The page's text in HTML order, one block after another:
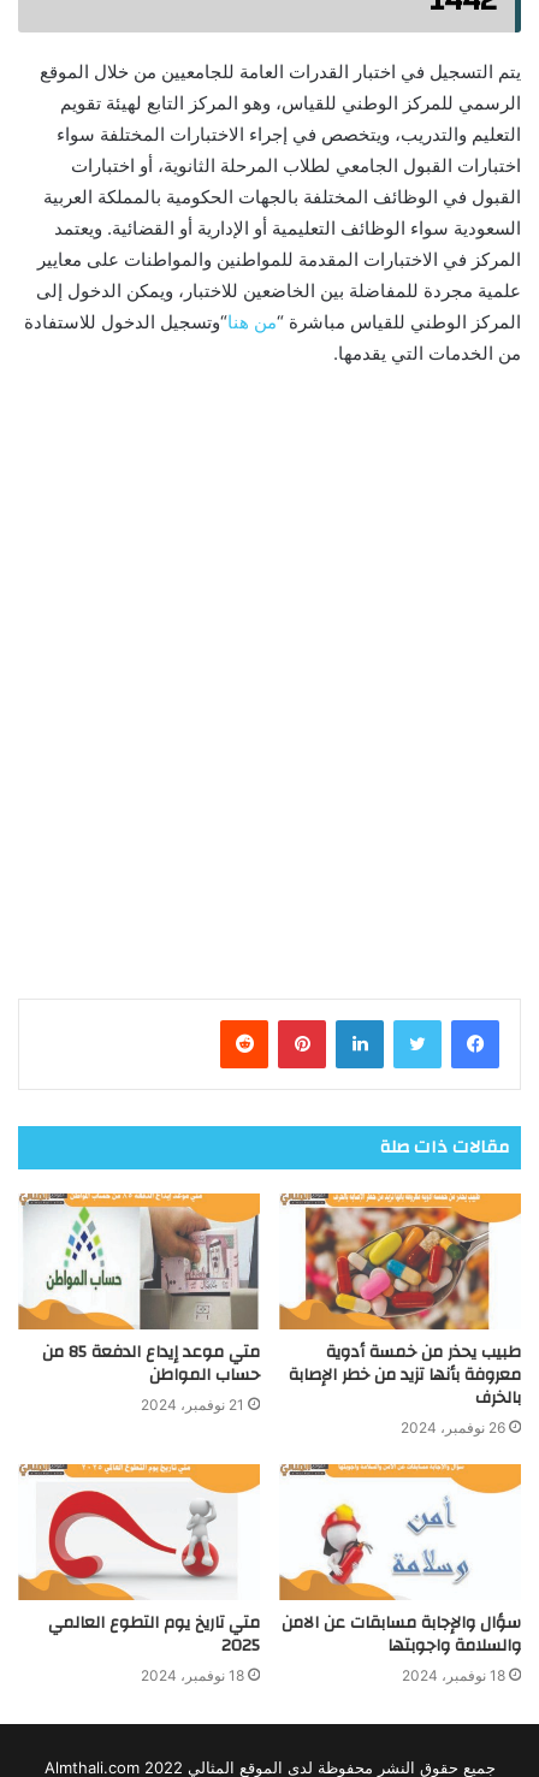
يتم التسجيل في اختبار القدرات العامة للجامعيين من خلال الموقع
الرسمي للمركز الوطني للقياس، وهو المركز التابع لهيئة تقويم
التعليم والتدريب، ويتخصص في إجراء الاختبارات المختلفة سواء
اختبارات القبول الجامعي لطلاب المرحلة الثانوية، أو اختبارات
القبول في الوظائف المختلفة بالجهات الحكومية بالمملكة العربية
السعودية سواء الوظائف التعليمية أو الإدارية أو القضائية. ويعتمد
المركز في الاختبارات المقدمة للمواطنين والمواطنات على معايير
علمية مجردة للمفاضلة بين الخاضعين للاختبار، ويمكن الدخول إلى
المركز الوطني للقياس مباشرة “من هنا“وتسجيل الدخول للاستفادة
من الخدمات التي يقدمها.
فيسبوك تويتر لينكدإن بينتيريست
مقالات ذات صلة
طبيب يحذر من خمسة أدوية
معروفة بأنها تزيد من خطر الإصابة
بالخرف
26 نوفمبر، 2024
متي موعد إيداع الدفعة 85 من
حساب المواطن
21 نوفمبر، 2024
سؤال والإجابة مسابقات عن الامن
والسلامة واجوبتها
18 نوفمبر، 2024
متي تاريخ يوم التطوع العالمي
2025
18 نوفمبر، 2024
جميع حقوق النشر محفوظة لدى الموقع المثالي 2022 Almthali.com